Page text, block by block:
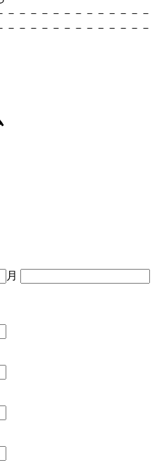
－－－－－－－－－－－－－
－－－－－－－－－－－－－
月